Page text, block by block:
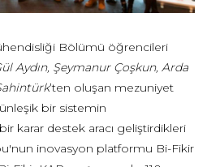
Bölümü öğrencileri
Aydın, Şeymanur Çoşkun, Arda
’ten oluşan mezuniyet
bir sistemin
karar destek aracı geliştirdikleri
inovasyon platformu Bi-Fikir